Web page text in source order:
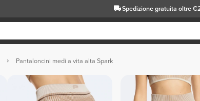
Spedizione gratuita oltre
Pantaloncini medi a vita alta Spark